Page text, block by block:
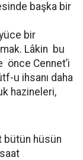
başka bir
bir
Lâkin bu
Cennet’i
u ihsanı daha
hazineleri,
bütün hüsün